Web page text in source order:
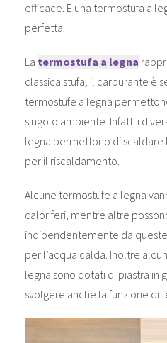
efficace. E una termostufa a
perfetta.
La termostufa a legna
classica stufa; il carburante è
termostufe a legna
singolo ambiente. Infatti i
legna permettono di scaldare
per il riscaldamento.
Alcune termostufe a legna
caloriferi, mentre altre
indipendentemente da
per l’acqua calda. Inoltre
legna sono dotati di piastra in
svolgere anche la funzione di